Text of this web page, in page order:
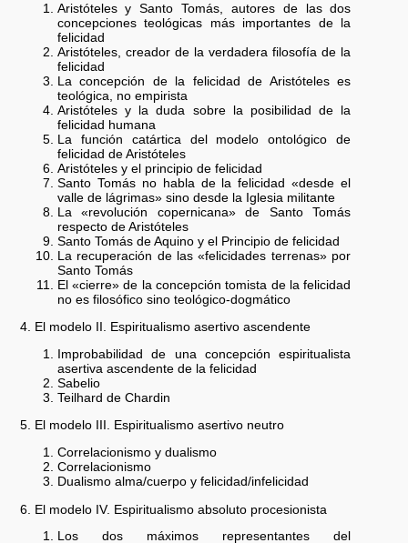
Aristóteles y Santo Tomás, autores de las dos
concepciones teológicas más importantes de la
felicidad
Aristóteles, creador de la verdadera filosofía de la
felicidad
La concepción de la felicidad de Aristóteles es
teológica, no empirista
Aristóteles y la duda sobre la posibilidad de la
felicidad humana
La función catártica del modelo ontológico de
felicidad de Aristóteles
Aristóteles y el principio de felicidad
Santo Tomás no habla de la felicidad «desde el
valle de lágrimas» sino desde la Iglesia militante
La «revolución copernicana» de Santo Tomás
respecto de Aristóteles
Santo Tomás de Aquino y el Principio de felicidad
La recuperación de las «felicidades terrenas» por
Santo Tomás
El «cierre» de la concepción tomista de la felicidad
no es filosófico sino teológico-dogmático
4. El modelo II. Espiritualismo asertivo ascendente
Improbabilidad de una concepción espiritualista
asertiva ascendente de la felicidad
Sabelio
Teilhard de Chardin
5. El modelo III. Espiritualismo asertivo neutro
Correlacionismo y dualismo
Correlacionismo
Dualismo alma/cuerpo y felicidad/infelicidad
6. El modelo IV. Espiritualismo absoluto procesionista
Los dos máximos representantes del